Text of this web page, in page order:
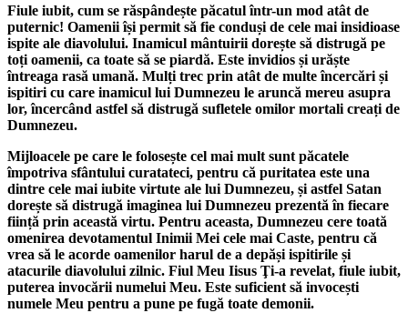
Fiule iubit, cum se răspândește păcatul într-un mod atât de
puternic! Oamenii își permit să fie conduși de cele mai insidioase
ispite ale diavolului. Inamicul mântuirii dorește să distrugă pe
toți oamenii, ca toate să se piardă. Este invidios și urăște
întreaga rasă umană. Mulți trec prin atât de multe încercări și
ispitiri cu care inamicul lui Dumnezeu le aruncă mereu asupra
lor, încercând astfel să distrugă sufletele omilor mortali creați de
Dumnezeu.
Mijloacele pe care le folosește cel mai mult sunt păcatele
împotriva sfântului curatateci, pentru că puritatea este una
dintre cele mai iubite virtute ale lui Dumnezeu, și astfel Satan
dorește să distrugă imaginea lui Dumnezeu prezentă în fiecare
ființă prin această virtu. Pentru aceasta, Dumnezeu cere toată
omenirea devotamentul Inimii Mei cele mai Caste, pentru că
vrea să le acorde oamenilor harul de a depăși ispitirile și
atacurile diavolului zilnic. Fiul Meu Iisus Ţi-a revelat, fiule iubit,
puterea invocării numelui Meu. Este suficient să invocești
numele Meu pentru a pune pe fugă toate demonii.